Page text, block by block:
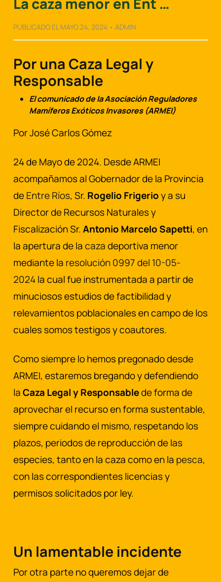
PUBLICADO EL MAYO 24, 2024 • ADMIN
Por una Caza Legal y
Responsable
Elcomunicado de la Asociación Reguladores
Mamíferos Exóticos Invasores (ARMEI)
Por José Carlos Gómez
24 de Mayo de 2024. Desde ARMEI
acompañamos al Gobernador de la Provincia
deEntre Ríos, Sr. Rogelio Frigerioy a su
Director de Recursos Naturales y
Fiscalización Sr.Antonio Marcelo Sapetti, en
la apertura de lacazadeportiva menor
mediante la resolución 0997 del 10-05-
2024la cual fue instrumentada a partir de
minuciosos estudios de factibilidad y
relevamientos poblacionales en campo de los
cuales somos testigos y coautores.
Como siempre lo hemos pregonado desde
ARMEI, estaremos bregando y defendiendo
laCaza Legal y Responsablede forma de
aprovechar el recurso en forma sustentable,
siempre cuidando el mismo, respetando los
plazos, periodos de reproducción de las
especies, tanto en la caza como en la pesca,
con las correspondientes licencias y
permisos solicitados por ley.
Un lamentable incidente
Por otra parte no queremos dejar de